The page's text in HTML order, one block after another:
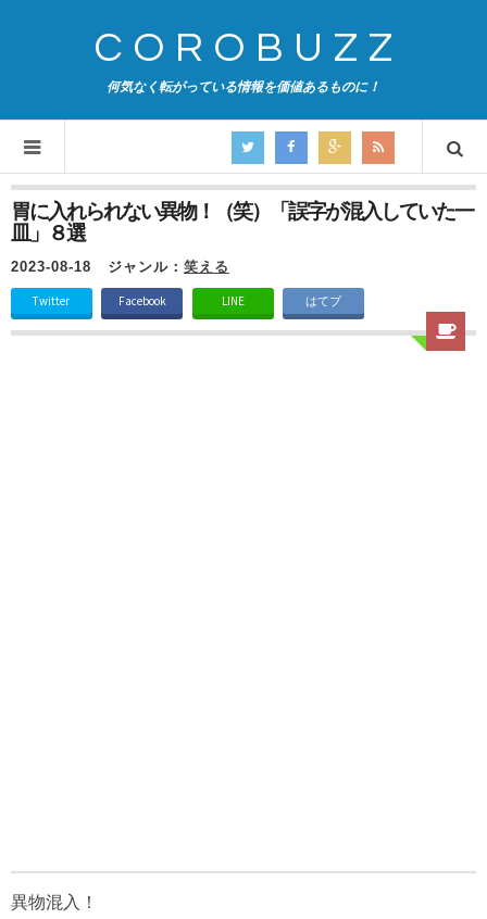
COROBUZZ
何気なく転がっている情報を価値あるものに！
胃に入れられない異物！（笑）「誤字が混入していた一
皿」８選
2023-08-18 ジャンル： 笑える
Twitter Facebook LINE はてブ
異物混入！